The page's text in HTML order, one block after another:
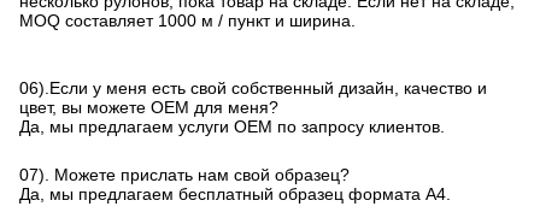
MOQ составляет 1000 м / пункт и ширина.
06).Если у меня есть свой собственный дизайн, качество и
цвет, вы можете OEM для меня?
Да, мы предлагаем услуги OEM по запросу клиентов.
07). Можете прислать нам свой образец?
Да, мы предлагаем бесплатный образец формата А4.